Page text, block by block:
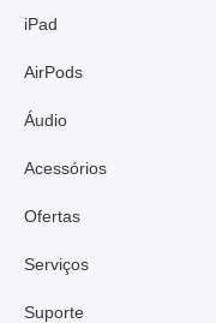
iPad
AirPods
Áudio
Acessórios
Ofertas
Serviços
Suporte